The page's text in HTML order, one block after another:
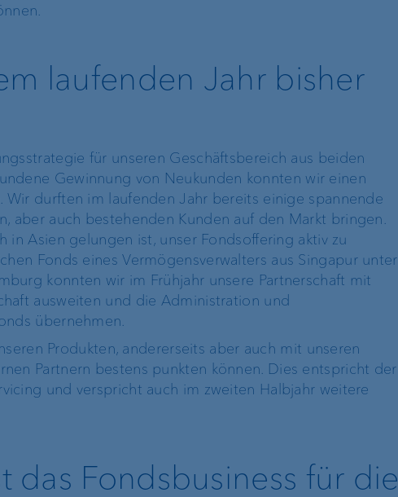
laufenden Jahr bisher
für unseren Geschäftsbereich aus beiden
Gewinnung von Neukunden konnten wir einen
durften im laufenden Jahr bereits einige spannende
aber auch bestehenden Kunden auf den Markt bringen.
in Asien gelungen ist, unser Fondsoffering aktiv zu
Fonds eines Vermögensverwalters aus Singapur unter
konnten wir im Frühjahr unsere Partnerschaft mit
ausweiten und die Administration und
übernehmen.
Produkten, andererseits aber auch mit unseren
Partnern bestens punkten können. Dies entspricht der
und verspricht auch im zweiten Halbjahr weitere
das Fondsbusiness für die